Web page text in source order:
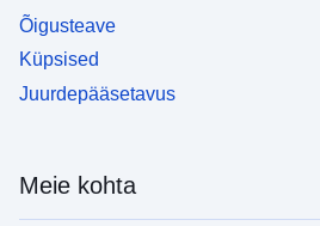
Õigusteave
Küpsised
Juurdepääsetavus
Meie kohta